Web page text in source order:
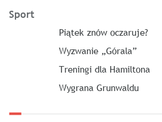
Sport
Piątek znów oczaruje?
Wyzwanie „Górala”
Treningi dla Hamiltona
Wygrana Grunwaldu